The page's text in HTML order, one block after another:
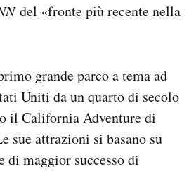
del «fronte più recente nella
grande parco a tema ad
Uniti da un quarto di secolo
il California Adventure di
sue attrazioni si basano su
di maggior successo di